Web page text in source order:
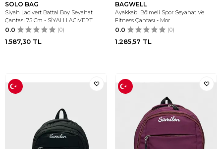
SOLO BAG
Siyah Lacivert Battal Boy Seyahat
Çantası 75 Cm - SİYAH LACİVERT
0.0 (0)
1.587,30 TL
BAGWELL
Ayakkabı Bölmeli Spor Seyahat Ve
Fitness Çantası - Mor
0.0 (0)
1.285,57 TL